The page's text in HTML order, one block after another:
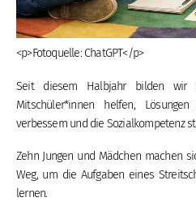
Seit diesem Halbjahr bilden wir
Mitschüler*innen helfen,
verbessern und die Sozialkompetenz
Zehn Jungen und Mädchen machen
Weg, um die Aufgaben eines
lernen.
<p>Fotoquelle: ChatGPT</p>